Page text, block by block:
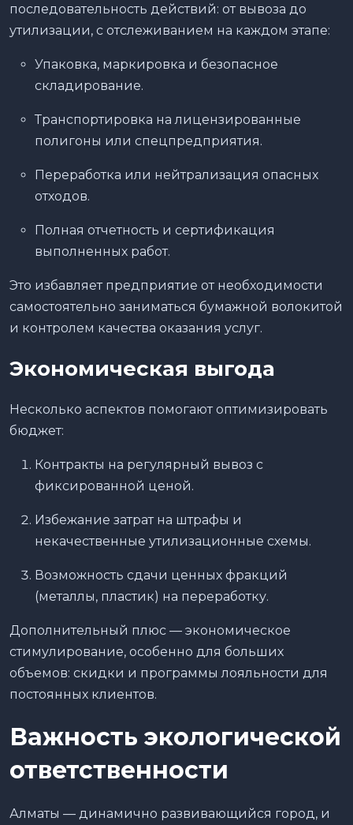
последовательность действий: от вывоза до
утилизации, с отслеживанием на каждом этапе:
Упаковка, маркировка и безопасное
складирование.
Транспортировка на лицензированные
полигоны или спецпредприятия.
Переработка или нейтрализация опасных
отходов.
Полная отчетность и сертификация
выполненных работ.
Это избавляет предприятие от необходимости
самостоятельно заниматься бумажной волокитой
и контролем качества оказания услуг.
Экономическая выгода
Несколько аспектов помогают оптимизировать
бюджет:
Контракты на регулярный вывоз с
фиксированной ценой.
Избежание затрат на штрафы и
некачественные утилизационные схемы.
Возможность сдачи ценных фракций
(металлы, пластик) на переработку.
Дополнительный плюс — экономическое
стимулирование, особенно для больших
объемов: скидки и программы лояльности для
постоянных клиентов.
Важность экологической
ответственности
Алматы — динамично развивающийся город, и